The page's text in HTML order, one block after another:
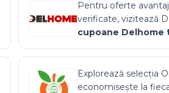
Pentru oferte
verificate, vizitează
cupoane Delhome
Explorează selecția
economisește la